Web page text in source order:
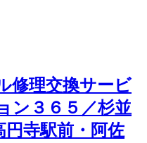
修理交換サービ
ン３６５／杉並
円寺駅前・阿佐